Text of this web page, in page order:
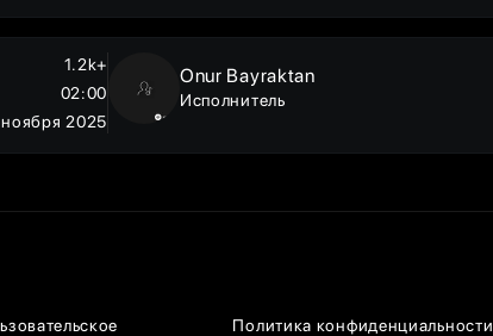
1.2k+
02:00
2025
Onur Bayraktan
Исполнитель
Политика конфиденциальности